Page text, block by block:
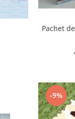
Pachet
-9%